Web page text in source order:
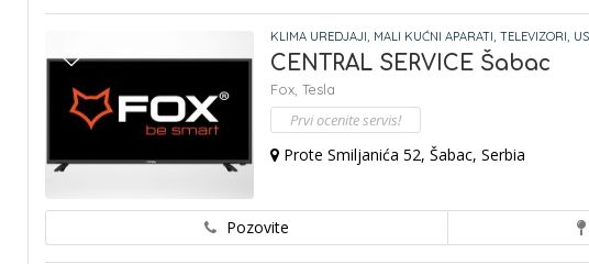
KLIMA UREDJAJI, MALI KUĆNI APARATI, TELEVIZORI,
CENTRAL SERVICE Šabac
Fox, Tesla
Prvi ocenite servis!
Prote Smiljanića 52, Šabac, Serbia
Pozovite